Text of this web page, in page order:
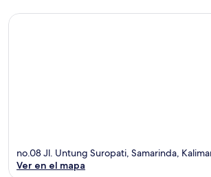
no.08 Jl. Untung Suropati, Samarinda,
Ver en el mapa